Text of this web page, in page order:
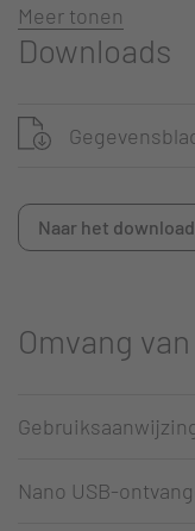
Meer tonen
Downloads
Naar het
Omvang
Nano USB-